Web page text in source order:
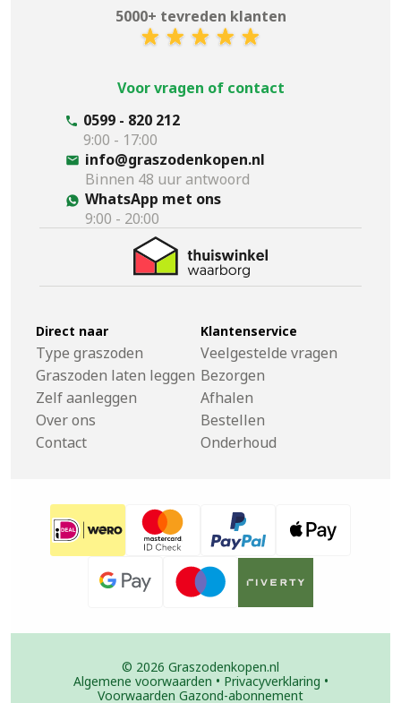
5000+ tevreden klanten
Voor vragen of contact
0599 - 820 212
9:00 - 17:00
info@graszodenkopen.nl
Binnen 48 uur antwoord
WhatsApp met ons
9:00 - 20:00
Direct naar
Type graszoden
Graszoden laten leggen
Zelf aanleggen
Over ons
Contact
Klantenservice
Veelgestelde vragen
Bezorgen
Afhalen
Bestellen
Onderhoud
© 2026 Graszodenkopen.nl
Algemene voorwaarden • Privacyverklaring •
Voorwaarden Gazond-abonnement